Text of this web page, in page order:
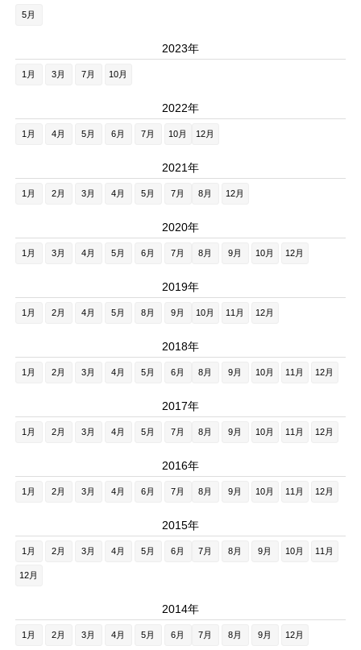
5月
2023年
1月 3月 7月 10月
2022年
1月 4月 5月 6月 7月 10月 12月
2021年
1月 2月 3月 4月 5月 7月 8月 12月
2020年
1月 3月 4月 5月 6月 7月 8月 9月 10月 12月
2019年
1月 2月 4月 5月 8月 9月 10月 11月 12月
2018年
1月 2月 3月 4月 5月 6月 8月 9月 10月 11月 12月
2017年
1月 2月 3月 4月 5月 7月 8月 9月 10月 11月 12月
2016年
1月 2月 3月 4月 6月 7月 8月 9月 10月 11月 12月
2015年
1月 2月 3月 4月 5月 6月 7月 8月 9月 10月 11月
12月
2014年
1月 2月 3月 4月 5月 6月 7月 8月 9月 12月